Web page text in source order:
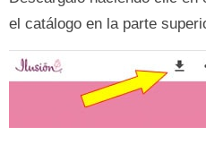
el catálogo en la parte